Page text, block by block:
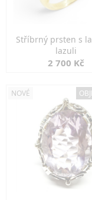
Stříbrný prsten s
lazuli
2 700 Kč
NOVÉ